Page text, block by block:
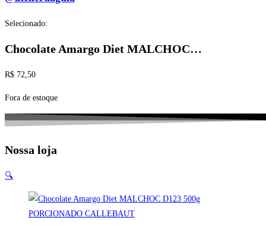
Selecionado:
Chocolate Amargo Diet MALCHOC…
R$ 72,50
Fora de estoque
Nossa loja
🔍